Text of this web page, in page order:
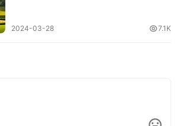
。无德无名，人之初也。
者，人难弃也。命者，人难背也。
借于弱，予不可吝。人足自足焉。
德。小人倚强，不增其盛。时易情不可
2024-03-28 7.1K